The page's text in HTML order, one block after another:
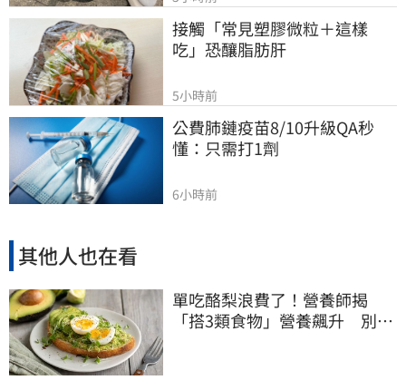
接觸「常見塑膠微粒＋這樣
吃」恐釀脂肪肝
5小時前
公費肺鏈疫苗8/10升級QA秒
懂：只需打1劑
6小時前
其他人也在看
單吃酪梨浪費了！營養師揭
「搭3類食物」營養飆升 別再